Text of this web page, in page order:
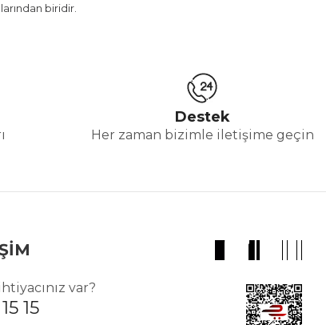
biridir.
ayakkabıları, ergonomik yapısı sayesinde gün boyu rahat
Destek
Her zaman bizimle iletişime geçin
var?
15